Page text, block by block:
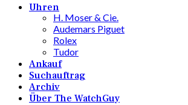
Uhren
H. Moser & Cie.
Audemars Piguet
Rolex
Tudor
Ankauf
Suchauftrag
Archiv
Über The WatchGuy